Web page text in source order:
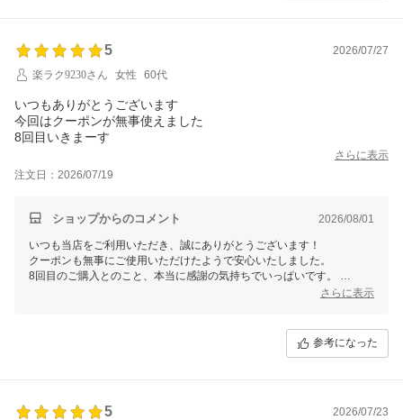
5
2026/07/27
楽ラク9230さん
女性 60代
いつもありがとうございます
今回はクーポンが無事使えました
8回目いきまーす
さらに表示
注文日：2026/07/19
ショップからのコメント 2026/08/01
いつも当店をご利用いただき、誠にありがとうございます！
クーポンも無事にご使用いただけたようで安心いたしました。
8回目のご購入とのこと、本当に感謝の気持ちでいっぱいです。
ご不明な点などございましたら、どうぞお気軽にお問い合わせください
さらに表示
参考になった
5
2026/07/23